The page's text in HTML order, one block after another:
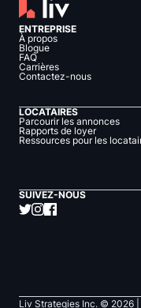
ENTREPRISE
À propos
Blogue
FAQ
Carrières
Contactez-nous
LOCATAIRES
Parcourir les annonces
Rapports de loyer
Ressources pour les
SUIVEZ-NOUS
Liv Strategies Inc. © 2026